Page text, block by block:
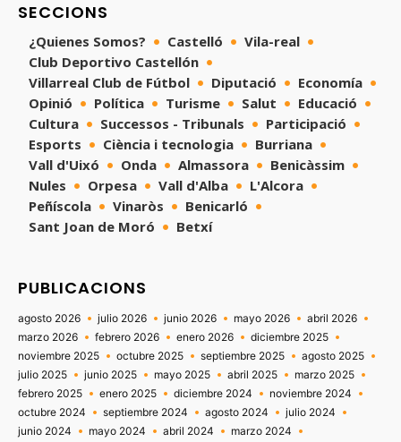
SECCIONS
¿Quienes Somos? Castelló
Vila-real
Club Deportivo Castellón
Villarreal Club de Fútbol
Diputació
Economía
Opinió
Política Turisme Salut
Educació
Cultura
Successos - Tribunals
Participació
Esports
Ciència i tecnologia
Burriana
Vall d'Uixó
Onda Almassora
Benicàssim
Nules
Orpesa Vall d'Alba
L'Alcora
Peñíscola
Vinaròs
Benicarló
Sant Joan de Moró
Betxí
PUBLICACIONS
agosto 2026 julio 2026 junio 2026 mayo 2026
abril 2026
marzo 2026
febrero 2026 enero 2026
diciembre 2025
noviembre 2025
octubre 2025 septiembre 2025
agosto 2025
julio 2025
junio 2025 mayo 2025 abril 2025
marzo 2025
febrero 2025
enero 2025 diciembre 2024
noviembre 2024
octubre 2024
septiembre 2024 agosto 2024
julio 2024
junio 2024
mayo 2024 abril 2024
marzo 2024